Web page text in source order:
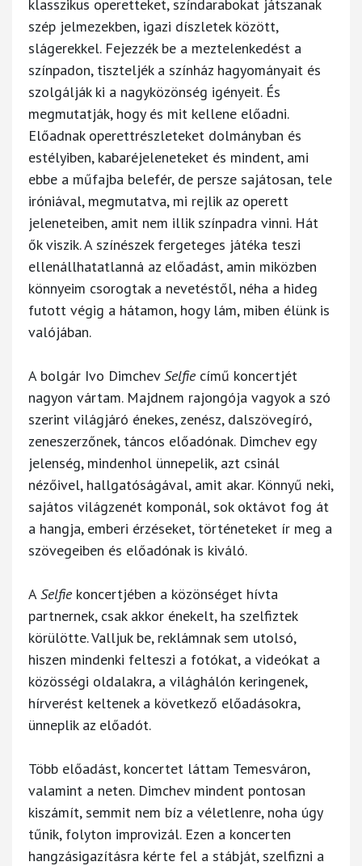
klasszikus operetteket, színdarabokat játszanak
szép jelmezekben, igazi díszletek között,
slágerekkel. Fejezzék be a meztelenkedést a
színpadon, tiszteljék a színház hagyományait és
szolgálják ki a nagyközönség igényeit. És
megmutatják, hogy és mit kellene előadni.
Előadnak operettrészleteket dolmányban és
estélyiben, kabaréjeleneteket és mindent, ami
ebbe a műfajba belefér, de persze sajátosan, tele
iróniával, megmutatva, mi rejlik az operett
jeleneteiben, amit nem illik színpadra vinni. Hát
ők viszik. A színészek fergeteges játéka teszi
ellenállhatatlanná az előadást, amin miközben
könnyeim csorogtak a nevetéstől, néha a hideg
futott végig a hátamon, hogy lám, miben élünk is
valójában.
A bolgár Ivo DimchevSelfiecímű koncertjét
nagyon vártam. Majdnem rajongója vagyok a szó
szerint világjáró énekes, zenész, dalszövegíró,
zeneszerzőnek, táncos előadónak. Dimchev egy
jelenség, mindenhol ünnepelik, azt csinál
nézőivel, hallgatóságával, amit akar. Könnyű neki,
sajátos világzenét komponál, sok oktávot fog át
a hangja, emberi érzéseket, történeteket ír meg a
szövegeiben és előadónak is kiváló.
ASelfie koncertjében a közönséget hívta
partnernek, csak akkor énekelt, ha szelfiztek
körülötte. Valljuk be, reklámnak sem utolsó,
hiszen mindenki felteszi a fotókat, a videókat a
közösségi oldalakra, a világhálón keringenek,
hírverést keltenek a következő előadásokra,
ünneplik az előadót.
Több előadást, koncertet láttam Temesváron,
valamint a neten. Dimchev mindent pontosan
kiszámít, semmit nem bíz a véletlenre, noha úgy
tűnik, folyton improvizál. Ezen a koncerten
hangzásigazításra kérte fel a stábját, szelfizni a